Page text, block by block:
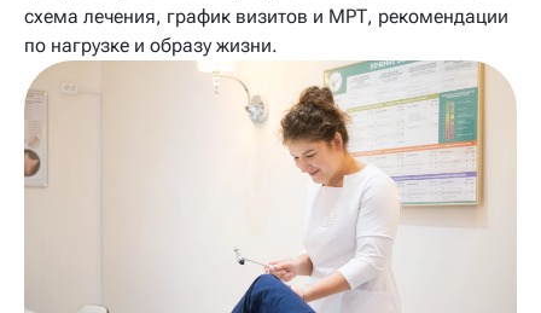
схема лечения, график визитов и МРТ, рекомендации
по нагрузке и образу жизни.